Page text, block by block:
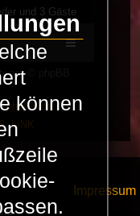
und 3 Gäste
© phpBB
phpBB.de
Impressum
können